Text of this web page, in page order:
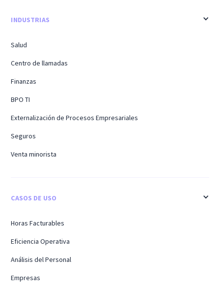
INDUSTRIAS
Salud
Centro de llamadas
Finanzas
BPO TI
Externalización de Procesos Empresariales
Seguros
Venta minorista
CASOS DE USO
Horas Facturables
Eficiencia Operativa
Análisis del Personal
Empresas